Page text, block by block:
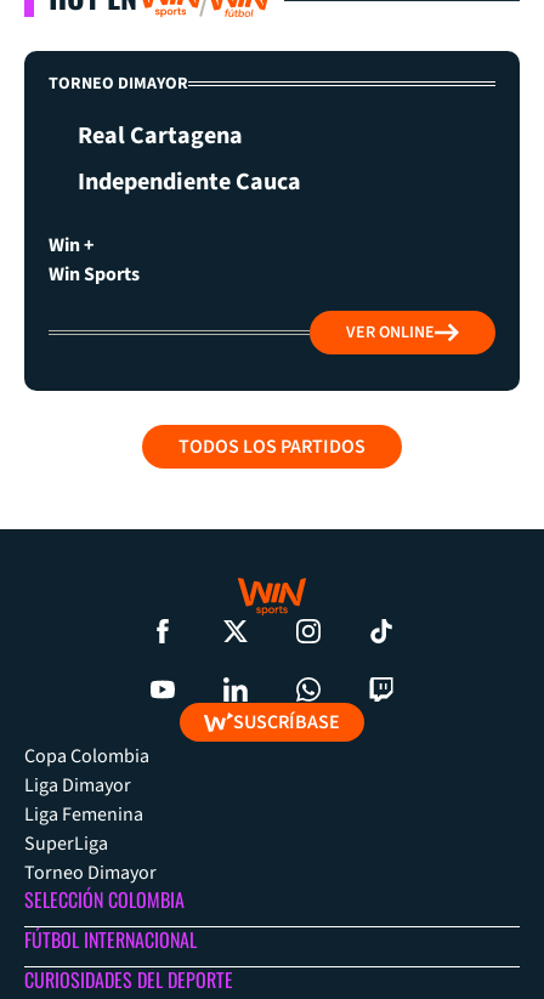
TORNEO DIMAYOR
Real Cartagena
Independiente Cauca
Win +
Win Sports
VER ONLINE
TODOS LOS PARTIDOS
SUSCRÍBASE
Copa Colombia
Liga Dimayor
Liga Femenina
SuperLiga
Torneo Dimayor
SELECCIÓN COLOMBIA
FÚTBOL INTERNACIONAL
CURIOSIDADES DEL DEPORTE